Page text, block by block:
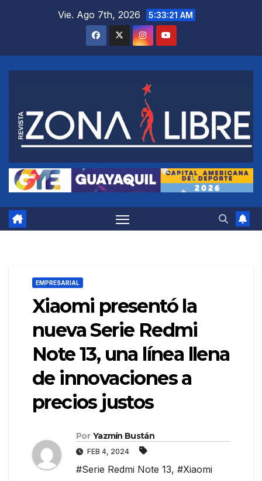
Vie. Ago 7th, 2026 5:33:22 AM
EMPRESARIAL
Xiaomi presentó la
nueva Serie Redmi
Note 13, una línea llena
de innovaciones a
precios justos
Por Yazmín Bustán
FEB 4, 2024
#Serie Redmi Note 13, #Xiaomi